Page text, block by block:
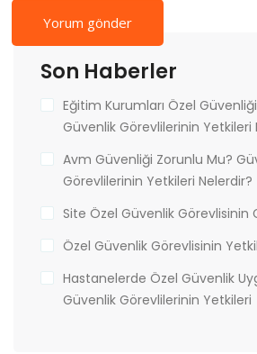
Son Haberler
Eğitim Kurumları Özel
Güvenlik Görevlilerinin Yetkileri
Avm Güvenliği Zorunlu Mu?
Görevlilerinin Yetkileri Nelerdir?
Site Özel Güvenlik Görevlisinin
Özel Güvenlik Görevlisinin
Hastanelerde Özel Güvenlik
Güvenlik Görevlilerinin Yetkileri